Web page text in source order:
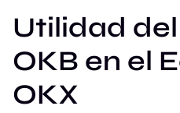
Utilidad del
OKB en el
OKX